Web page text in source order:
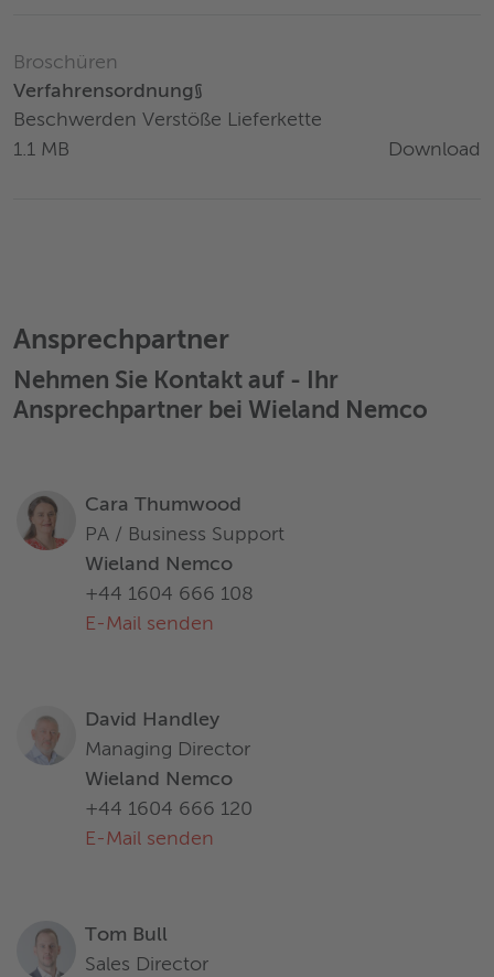
Broschüren
Verfahrensordnung§
Beschwerden Verstöße Lieferkette
1.1 MB
Download
Ansprechpartner
Nehmen Sie Kontakt auf - Ihr
Ansprechpartner bei Wieland Nemco
Cara Thumwood
PA / Business Support
Wieland Nemco
+44 1604 666 108
E-Mail senden
David Handley
Managing Director
Wieland Nemco
+44 1604 666 120
E-Mail senden
Tom Bull
Sales Director